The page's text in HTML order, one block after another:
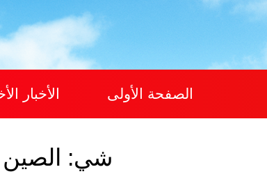
الصفحة الأولى الأخبار
شي: الصين